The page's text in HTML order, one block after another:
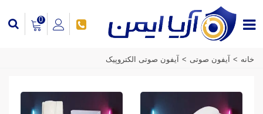
0
خانه > آیفون صوتی > آیفون صوتی الکتروپیک